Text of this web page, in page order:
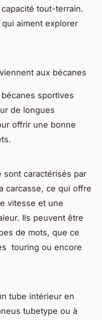
tout-terrain.
aiment explorer
aux bécanes
sportives
de longues
offrir une bonne
sont caractérisés par
carcasse, ce qui offre
vitesse et une
Ils peuvent être
de mots, que ce
touring ou encore
tube intérieur en
tubetype ou à